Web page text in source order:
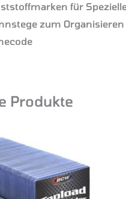
für
zum Organisieren
Produkte